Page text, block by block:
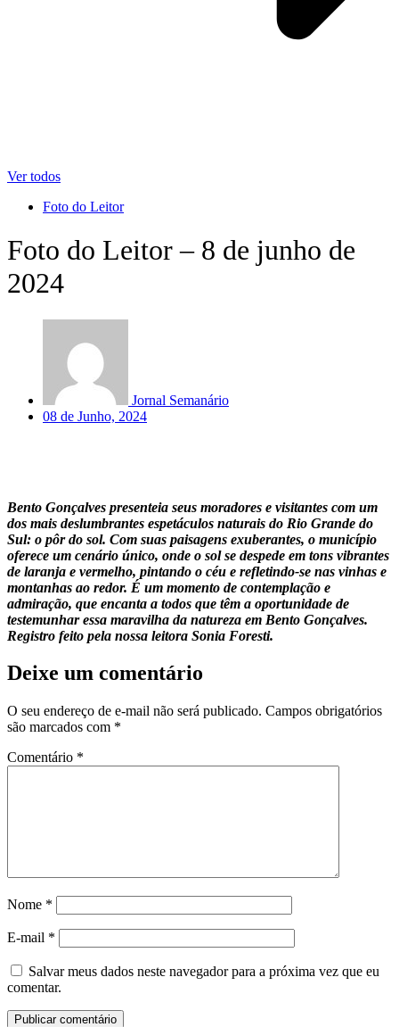
Ver todos
Foto do Leitor
Foto do Leitor – 8 de junho de
2024
Jornal Semanário
08 de Junho, 2024
Bento Gonçalves presenteia seus moradores e visitantes com um
dos mais deslumbrantes espetáculos naturais do Rio Grande do
Sul: o pôr do sol. Com suas paisagens exuberantes, o município
oferece um cenário único, onde o sol se despede em tons vibrantes
de laranja e vermelho, pintando o céu e refletindo-se nas vinhas e
montanhas ao redor. É um momento de contemplação e
admiração, que encanta a todos que têm a oportunidade de
testemunhar essa maravilha da natureza em Bento Gonçalves.
Registro feito pela nossa leitora Sonia Foresti.
Deixe um comentário
O seu endereço de e-mail não será publicado. Campos obrigatórios
são marcados com *
Comentário *
Nome *
E-mail *
Salvar meus dados neste navegador para a próxima vez que eu
comentar.